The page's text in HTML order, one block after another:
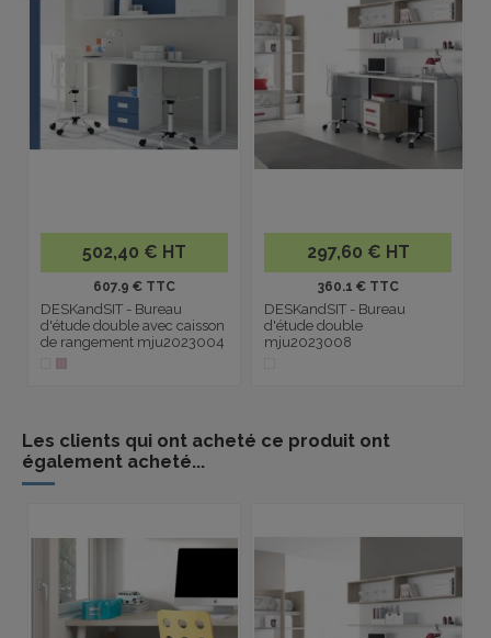
502,40 € HT
607.9 € TTC
DESKandSIT - Bureau
d'étude double avec caisson
de rangement mju2023004
297,60 € HT
360.1 € TTC
DESKandSIT - Bureau
d'étude double
mju2023008
Les clients qui ont acheté ce produit ont
également acheté...